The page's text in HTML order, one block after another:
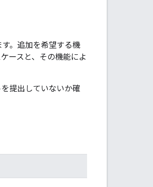
。追加を希望する機
ースと、その機能によ
提出していないか確